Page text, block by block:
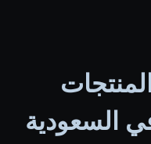
السعودية